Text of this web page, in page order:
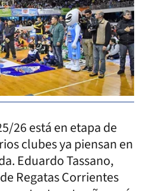
26 está en etapa de
clubes ya piensan en
Eduardo Tassano,
Regatas Corrientes